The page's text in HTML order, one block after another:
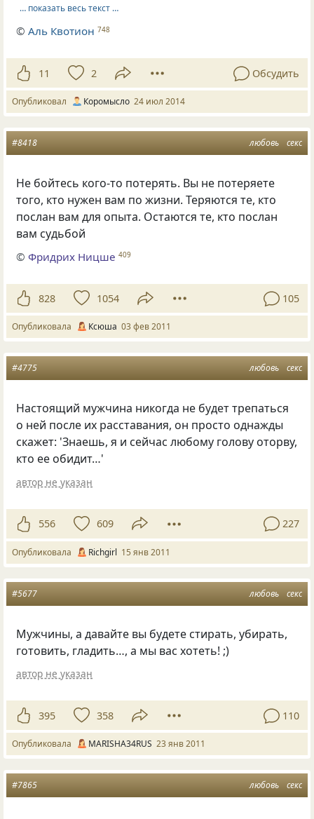
… показать весь текст …
©Аль Квотион 748
11 2 Обсудить
Опубликовал Коромысло 24 июл 2014
любовь секс
#8418
Не бойтесь кого-то потерять. Вы не потеряете
того, кто нужен вам по жизни. Теряются те, кто
послан вам для опыта. Остаются те, кто послан
вам судьбой
©Фридрих Ницше 409
828 1054 105
Опубликовала Ксюша 03 фев 2011
любовь секс
#4775
Настоящий мужчина никогда не будет трепаться
о ней после их расставания, он просто однажды
скажет: 'Знаешь, я и сейчас любому голову оторву,
кто ее обидит…'
автор не указан
556 609 227
Опубликовала Richgirl 15 янв 2011
любовь секс
#5677
Мужчины, а давайте вы будете стирать, убирать,
готовить, гладить…, а мы вас хотеть! ;)
автор не указан
395 358 110
Опубликовала MARISHA34RUS 23 янв 2011
любовь секс
#7865